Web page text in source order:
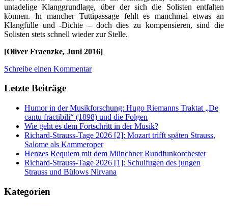
untadelige Klanggrundlage, über der sich die Solisten entfalten
können. In mancher Tuttipassage fehlt es manchmal etwas an
Klangfülle und -Dichte – doch dies zu kompensieren, sind die
Solisten stets schnell wieder zur Stelle.
[Oliver Fraenzke, Juni 2016]
Schreibe einen Kommentar
Letzte Beiträge
Humor in der Musikforschung: Hugo Riemanns Traktat „De
cantu fractibili“ (1898) und die Folgen
Wie geht es dem Fortschritt in der Musik?
Richard-Strauss-Tage 2026 [2]: Mozart trifft späten Strauss,
Salome als Kammeroper
Henzes Requiem mit dem Münchner Rundfunkorchester
Richard-Strauss-Tage 2026 [1]: Schulfugen des jungen
Strauss und Bülows Nirvana
Kategorien